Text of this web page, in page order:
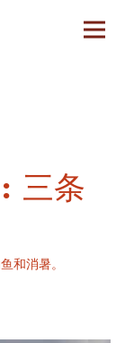
切换
三条
和消暑。